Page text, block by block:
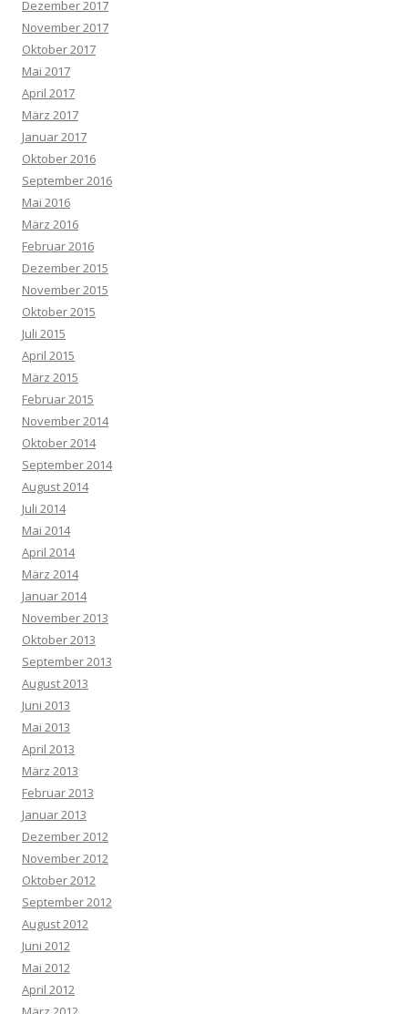
Dezember 2017
November 2017
Oktober 2017
Mai 2017
April 2017
März 2017
Januar 2017
Oktober 2016
September 2016
Mai 2016
März 2016
Februar 2016
Dezember 2015
November 2015
Oktober 2015
Juli 2015
April 2015
März 2015
Februar 2015
November 2014
Oktober 2014
September 2014
August 2014
Juli 2014
Mai 2014
April 2014
März 2014
Januar 2014
November 2013
Oktober 2013
September 2013
August 2013
Juni 2013
Mai 2013
April 2013
März 2013
Februar 2013
Januar 2013
Dezember 2012
November 2012
Oktober 2012
September 2012
August 2012
Juni 2012
Mai 2012
April 2012